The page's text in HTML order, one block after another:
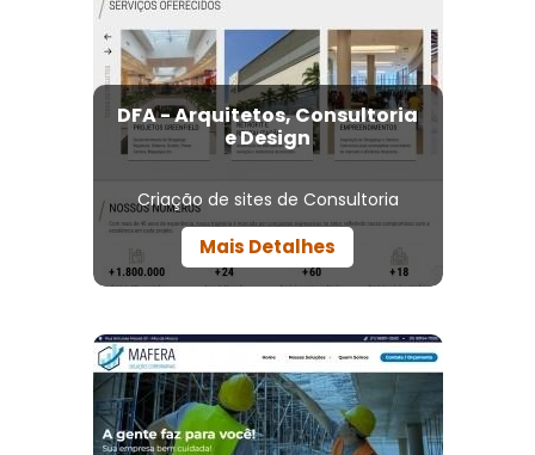
DFA - Arquitetos, Consultoria
e Design
Criação de sites de Consultoria
Mais Detalhes